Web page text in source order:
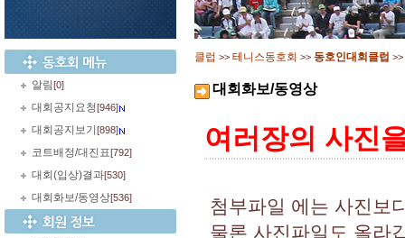
알림[0]
대회공지요청[946]
대회공지보기 [898]
코트배정/대진표[792]
대회(입상)결과[530]
대회화보/동영상[536]
클럽 >> 테니스동호회 >> 동호인대회클럽 >>
대회화보/동영상
여러장의 사진
첨부파일 에는 사진보
물론 사진파일도 올라